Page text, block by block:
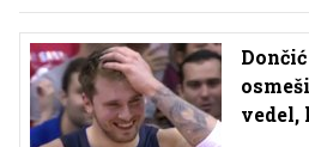
vedel,